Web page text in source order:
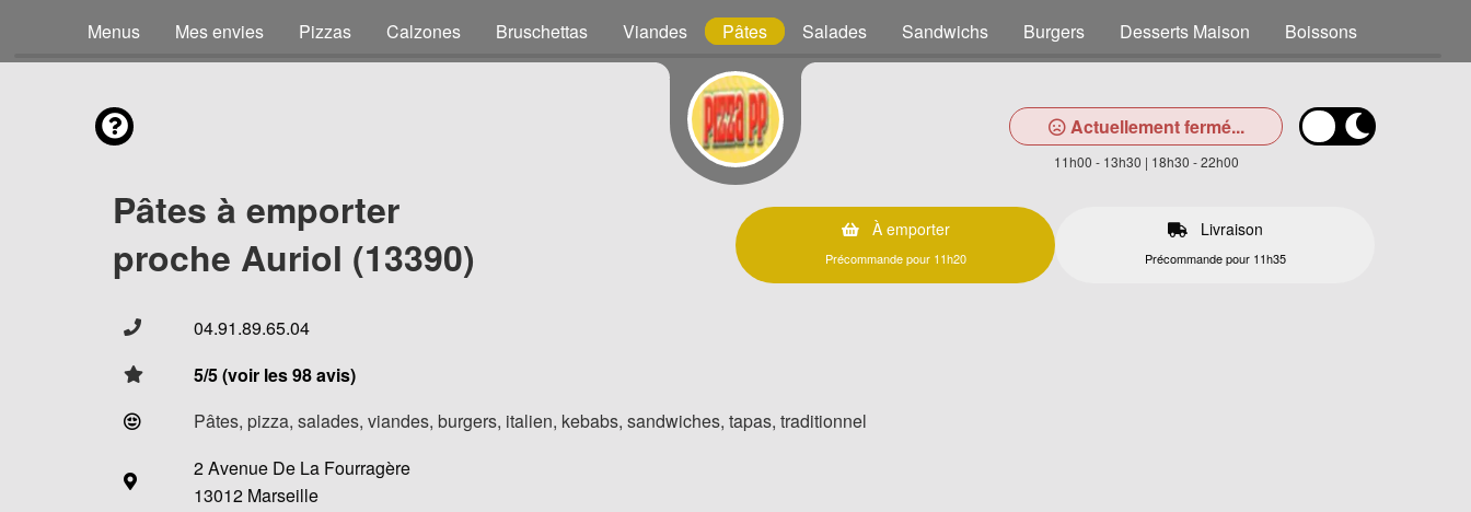
Menus Mes envies Pizzas Calzones Bruschettas Viandes Pâtes Salades Sandwichs Burgers Desserts Maison Boissons
Actuellement fermé...
11h00 - 13h30 | 18h30 - 22h00
Pâtes à emporter
proche Auriol (13390)
À emporter
Précommande pour 11h20
Livraison
Précommande pour 11h35
04.91.89.65.04
5/5 (voir les 98 avis)
Pâtes, pizza, salades, viandes, burgers, italien, kebabs, sandwiches, tapas, traditionnel
2 Avenue De La Fourragère
13012 Marseille